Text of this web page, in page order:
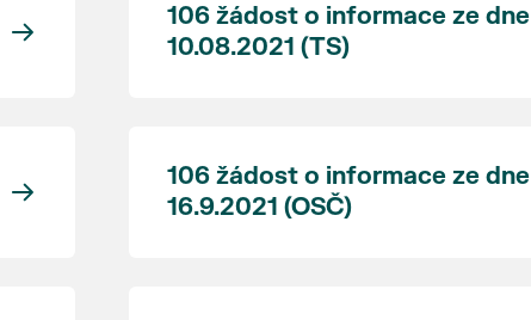
106 žádost o informace ze dne
10.08.2021 (TS)
106 žádost o informace ze dne
16.9.2021 (OSČ)